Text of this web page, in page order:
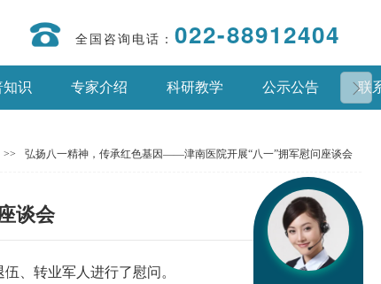
全国咨询电话： 022-88912404
知识 专家介绍 科研教学 公示公告 联
>> 弘扬八一精神，传承红色基因——津南医院开展“八一”拥军慰问座谈会
谈会
、转业军人进行了慰问。